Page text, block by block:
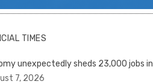
TIMES
unexpectedly sheds 23,000 jobs in
7, 2026